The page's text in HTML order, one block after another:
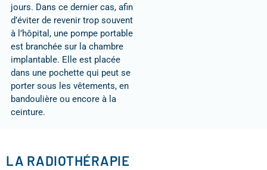
jours. Dans ce dernier cas, afin
d’éviter de revenir trop souvent
à l’hôpital, une pompe portable
est branchée sur la chambre
implantable. Elle est placée
dans une pochette qui peut se
porter sous les vêtements, en
bandoulière ou encore à la
ceinture.
LA RADIOTHÉRAPIE